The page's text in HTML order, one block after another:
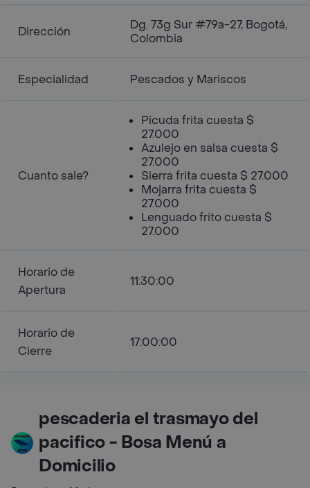
Dirección
Dg. 73g Sur #79a-27, Bogotá,
Colombia
Especialidad Pescados y Mariscos
Cuanto sale?
Picuda frita cuesta $
27.000
Azulejo en salsa cuesta $
27.000
Sierra frita cuesta $ 27.000
Mojarra frita cuesta $
27.000
Lenguado frito cuesta $
27.000
Horario de
Apertura
11:30:00
Horario de
Cierre
17:00:00
pescaderia el trasmayo del
pacifico - Bosa Menú a
Domicilio